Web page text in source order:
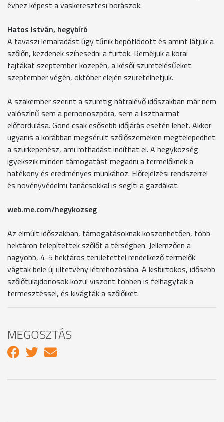
évhez képest a vaskeresztesi borászok.
Hatos István, hegybíró
A tavaszi lemaradást úgy tűnik bepótlódott és amint látjuk a
szőlőn, kezdenek színesedni a fürtök. Reméljük a korai
fajtákat szeptember közepén, a késői szüretelésűeket
szeptember végén, október elején szüretelhetjük.
A szakember szerint a szüretig hátralévő időszakban már nem
valószínű sem a pernonoszpóra, sem a lisztharmat
előfordulása. Gond csak esősebb időjárás esetén lehet. Akkor
ugyanis a korábban megsérült szőlőszemeken megtelepedhet
a szürkepenész, ami rothadást indíthat el. A hegyközség
igyekszik minden támogatást megadni a termelőknek a
hatékony és eredményes munkához. Előrejelzési rendszerrel
és növényvédelmi tanácsokkal is segíti a gazdákat.
web.me.com/hegykozseg
Az elmúlt időszakban, támogatásoknak köszönhetően, több
hektáron telepítettek szőlőt a térségben. Jellemzően a
nagyobb, 4-5 hektáros területettel rendelkező termelők
vágtak bele új ültetvény létrehozásába. A kisbirtokos, idősebb
szőlőtulajdonosok közül viszont többen is felhagytak a
termesztéssel, és kivágták a szőlőiket.
MEGOSZTÁS